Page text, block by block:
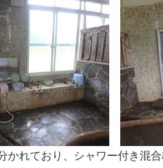
かれており、シャワー付き混